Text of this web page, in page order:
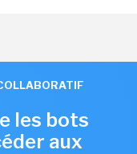
les bots
aux